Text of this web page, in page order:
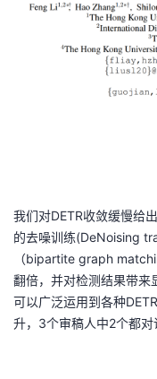
我们对DETR收敛缓慢给
的去噪训练(DeNoising
（bipartite graph
翻倍，并对检测结果带来
可以广泛运用到各种
升，3个审稿人中2个都对